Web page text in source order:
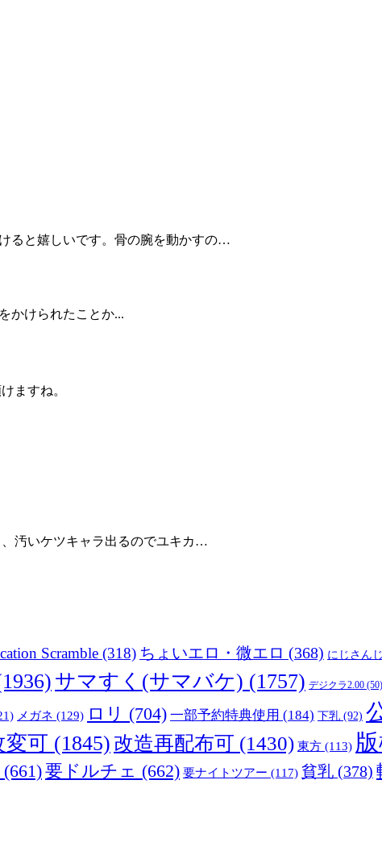
ると嬉しいです。骨の腕を動かすの…
かけられたことか...
ますね。
汚いケツキャラ出るのでユキカ…
Scramble (318) ちょいエロ・微エロ (368) にじさんじ
サマすく(サマバケ) (1757) デジクラ2.00 (50)
メガネ (129) ロリ (704) 一部予約特典使用 (184) 下乳 (92)
変可 (1845) 改造再配布可 (1430) 東方 (113)
(661)要ドルチェ (662) 要ナイトツアー (117) 貧乳 (378)